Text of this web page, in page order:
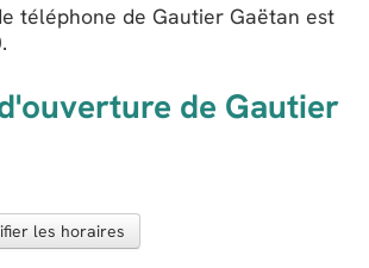
téléphone de Gautier Gaëtan est
.
de Gautier
les horaires